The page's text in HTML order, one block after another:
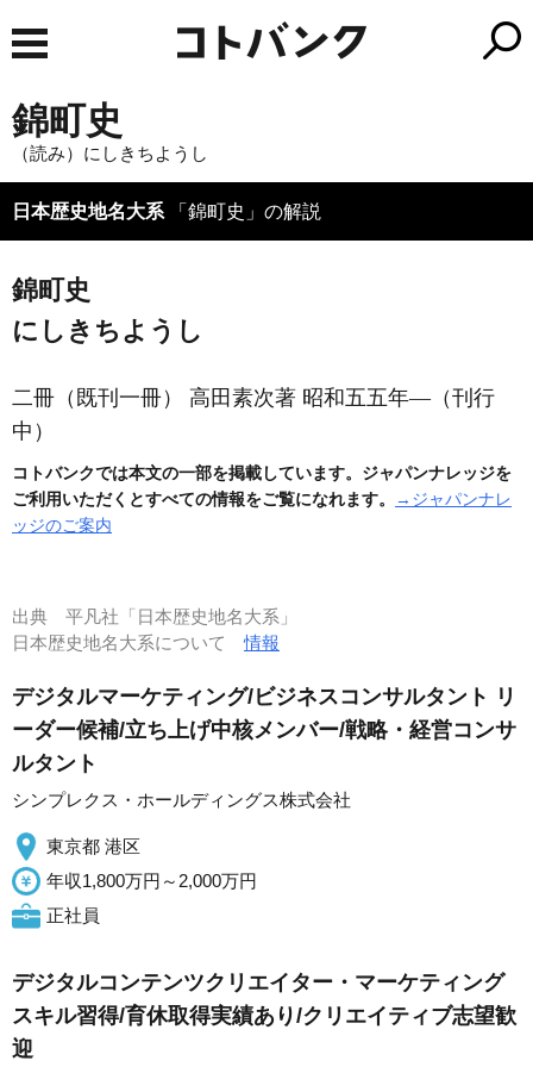
錦町史
（読み）にしきちようし
日本歴史地名大系 「錦町史」の解説
錦町史
にしきちようし
二冊 （既刊一冊） 高田素次著 昭和五五年―（刊行
中）
コトバンクでは本文の一部を掲載しています。ジャパンナレッジを
ご利用いただくとすべての情報をご覧になれます。
→ジャパンナレ
ッジのご案内
出典 平凡社「日本歴史地名大系」
日本歴史地名大系について情報
デジタルマーケティング/ビジネスコンサルタント リ
ーダー候補/立ち上げ中核メンバー/戦略・経営コンサ
ルタント
シンプレクス・ホールディングス株式会社
東京都 港区
年収1,800万円～2,000万円
正社員
デジタルコンテンツクリエイター・マーケティング
スキル習得/育休取得実績あり/クリエイティブ志望歓
迎